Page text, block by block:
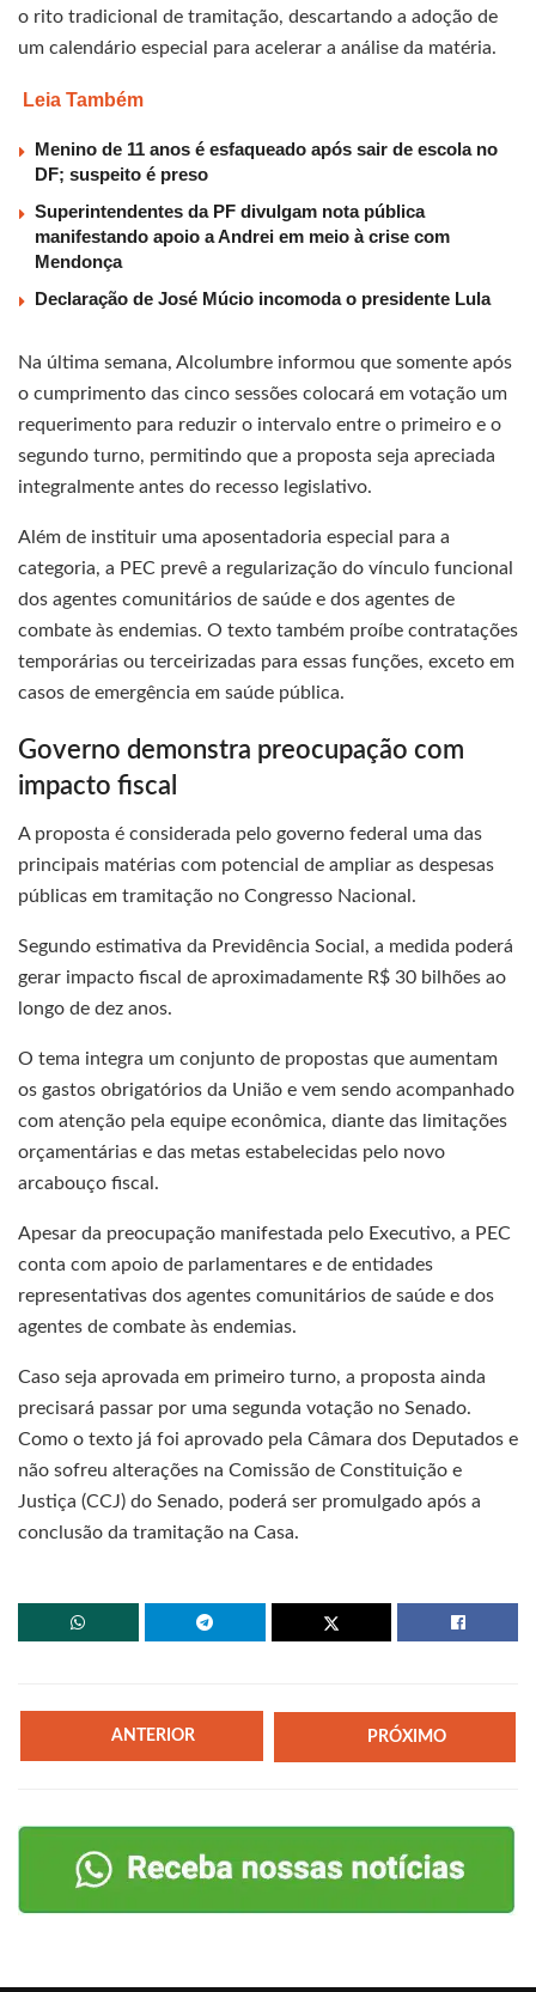
o rito tradicional de tramitação, descartando a adoção de
um calendário especial para acelerar a análise da matéria.
Leia Também
Menino de 11 anos é esfaqueado após sair de escola no
DF; suspeito é preso
Superintendentes da PF divulgam nota pública
manifestando apoio a Andrei em meio à crise com
Mendonça
Declaração de José Múcio incomoda o presidente Lula
Na última semana, Alcolumbre informou que somente após
o cumprimento das cinco sessões colocará em votação um
requerimento para reduzir o intervalo entre o primeiro e o
segundo turno, permitindo que a proposta seja apreciada
integralmente antes do recesso legislativo.
Além de instituir uma aposentadoria especial para a
categoria, a PEC prevê a regularização do vínculo funcional
dos agentes comunitários de saúde e dos agentes de
combate às endemias. O texto também proíbe contratações
temporárias ou terceirizadas para essas funções, exceto em
casos de emergência em saúde pública.
Governo demonstra preocupação com
impacto fiscal
A proposta é considerada pelo governo federal uma das
principais matérias com potencial de ampliar as despesas
públicas em tramitação no Congresso Nacional.
Segundo estimativa da Previdência Social, a medida poderá
gerar impacto fiscal de aproximadamente R$ 30 bilhões ao
longo de dez anos.
O tema integra um conjunto de propostas que aumentam
os gastos obrigatórios da União e vem sendo acompanhado
com atenção pela equipe econômica, diante das limitações
orçamentárias e das metas estabelecidas pelo novo
arcabouço fiscal.
Apesar da preocupação manifestada pelo Executivo, a PEC
conta com apoio de parlamentares e de entidades
representativas dos agentes comunitários de saúde e dos
agentes de combate às endemias.
Caso seja aprovada em primeiro turno, a proposta ainda
precisará passar por uma segunda votação no Senado.
Como o texto já foi aprovado pela Câmara dos Deputados e
não sofreu alterações na Comissão de Constituição e
Justiça (CCJ) do Senado, poderá ser promulgado após a
conclusão da tramitação na Casa.
ANTERIOR PRÓXIMO